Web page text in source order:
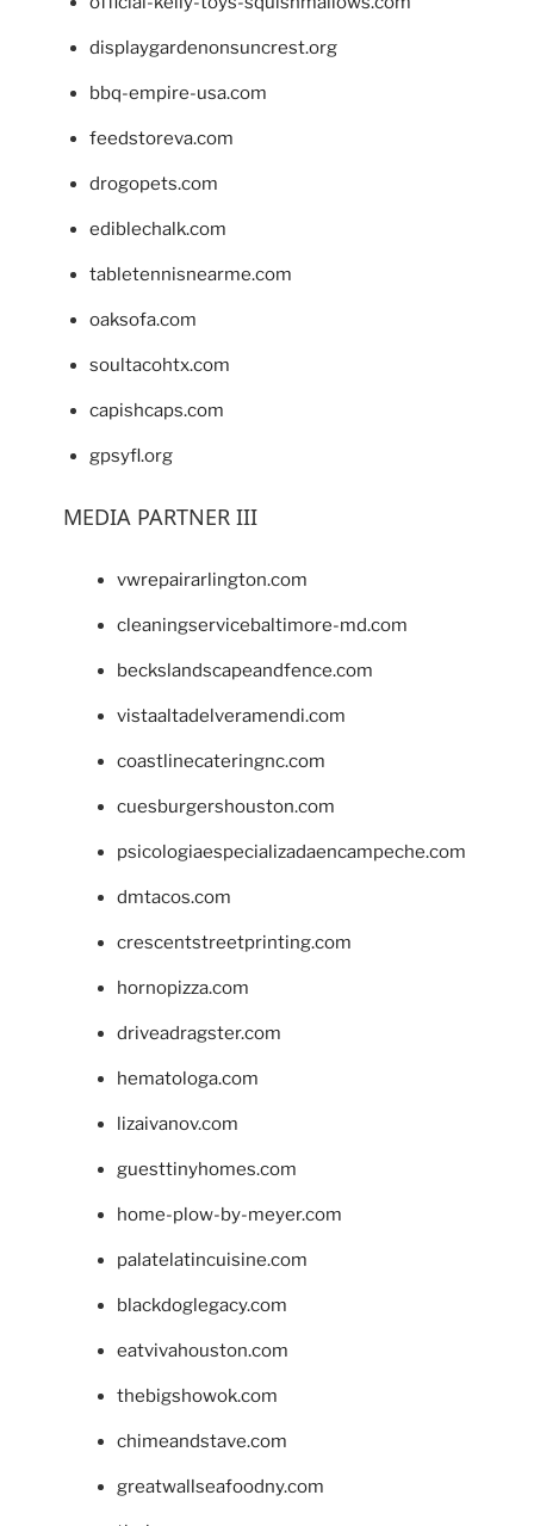
displaygardenonsuncrest.org
bbq-empire-usa.com
feedstoreva.com
drogopets.com
ediblechalk.com
tabletennisnearme.com
oaksofa.com
soultacohtx.com
capishcaps.com
gpsyfl.org
MEDIA PARTNER III
vwrepairarlington.com
cleaningservicebaltimore-md.com
beckslandscapeandfence.com
vistaaltadelveramendi.com
coastlinecateringnc.com
cuesburgershouston.com
psicologiaespecializadaencampeche.com
dmtacos.com
crescentstreetprinting.com
hornopizza.com
driveadragster.com
hematologa.com
lizaivanov.com
guesttinyhomes.com
home-plow-by-meyer.com
palatelatincuisine.com
blackdoglegacy.com
eatvivahouston.com
thebigshowok.com
chimeandstave.com
greatwallseafoodny.com